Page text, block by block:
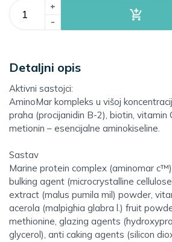
+
-
Detaljni opis
Aktivni sastojci:
AminoMar kompleks u višoj
praha (procijanidin B-2), biotin, vitamin
metionin – esencijalne aminokiseline.
Sastav
Marine protein complex (aminomar
bulking agent (microcrystalline
extract (malus pumila mil) powder,
acerola (malpighia glabra l.) fruit
methionine, glazing agents
glycerol), anti caking agents (silicon